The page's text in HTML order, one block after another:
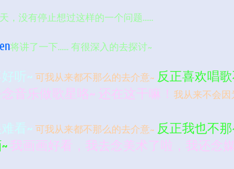
，没有停止想过这样的一个问题……
将讲了一下…… 有很深入的去探讨~
听~ 可我从来都不那么的去介意~ 反正喜欢唱
音乐做歌星咯~ 还在这干嘛！ 我从来不会因
看~ 可我从来都不那么的去介意~ 反正我也不
我画画好看，我去念美术了啦，我还念